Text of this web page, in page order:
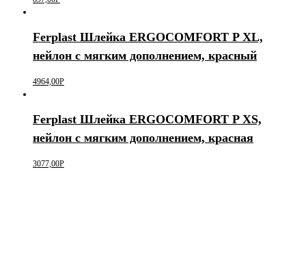
Ferplast Шлейка ERGOCOMFORT P XL,
нейлон с мягким дополнением, красный
4964,00Р
Ferplast Шлейка ERGOCOMFORT P XS,
нейлон с мягким дополнением, красная
3077,00Р